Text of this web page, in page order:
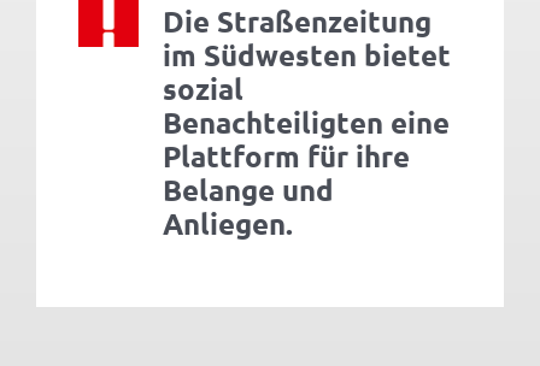
Die Straßenzeitung
im Südwesten bietet
sozial
Benachteiligten eine
Plattform für ihre
Belange und
Anliegen.